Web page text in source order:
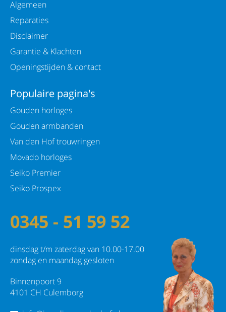
Algemeen
Reparaties
Disclaimer
Garantie & Klachten
Openingstijden & contact
Populaire pagina's
Gouden horloges
Gouden armbanden
Van den Hof trouwringen
Movado horloges
Seiko Premier
Seiko Prospex
0345 - 51 59 52
dinsdag t/m zaterdag van 10.00-17.00
zondag en maandag gesloten
Binnenpoort 9
4101 CH Culemborg